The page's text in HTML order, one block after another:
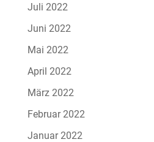
Juli 2022
Juni 2022
Mai 2022
April 2022
März 2022
Februar 2022
Januar 2022